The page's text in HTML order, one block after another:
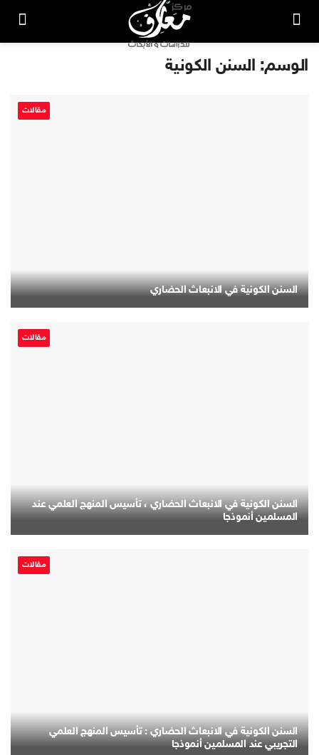
الوسم: السنن الكونية
مقالات
السنن الكونية في الانبعاث الحضاري
مقالات
السنن الكونية في الانبعاث الحضاري ، تأسيس المنهج العلمي عند
المسلمين أنموذجا
مقالات
السنن الكونية في الانبعاث الحضاري : تأسيس المنهج العلمي
التجريبي عند المسلمين أنموذجا